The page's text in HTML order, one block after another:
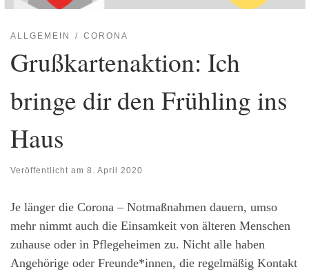
ALLGEMEIN CORONA
Grußkartenaktion: Ich
bringe dir den Frühling ins
Haus
Veröffentlicht am 8. April 2020
Je länger die Corona – Notmaßnahmen dauern, umso
mehr nimmt auch die Einsamkeit von älteren Menschen
zuhause oder in Pflegeheimen zu. Nicht alle haben
Angehörige oder Freunde*innen, die regelmäßig Kontakt